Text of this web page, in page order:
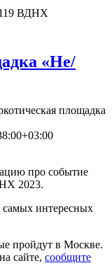
ВДНХ
«Не/
площадка
про событие
2023.
интересных
пройдут в Москве.
сайте, сообщите